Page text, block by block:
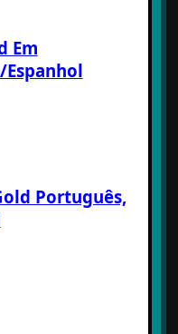
Em
Português,